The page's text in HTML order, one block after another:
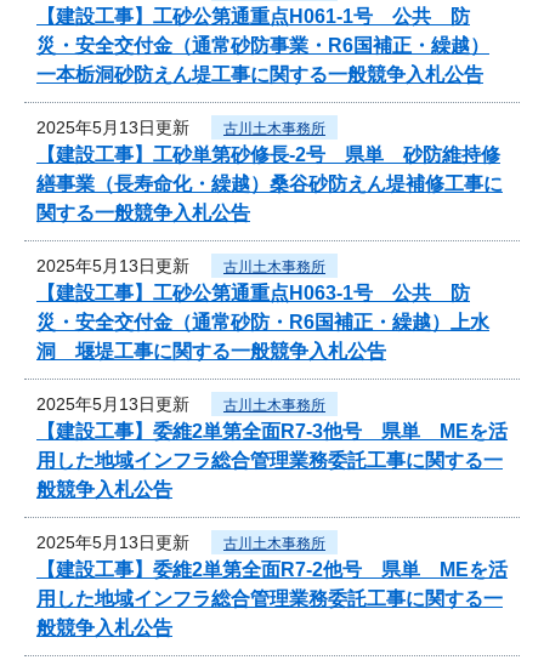
【建設工事】工砂公第通重点H061-1号 公共 防
災・安全交付金（通常砂防事業・R6国補正・繰越）
一本栃洞砂防えん堤工事に関する一般競争入札公告
2025年5月13日更新 古川土木事務所
【建設工事】工砂単第砂修長‐2号 県単 砂防維持修
繕事業（長寿命化・繰越）桑谷砂防えん堤補修工事に
関する一般競争入札公告
2025年5月13日更新 古川土木事務所
【建設工事】工砂公第通重点H063-1号 公共 防
災・安全交付金（通常砂防・R6国補正・繰越）上水
洞 堰堤工事に関する一般競争入札公告
2025年5月13日更新 古川土木事務所
【建設工事】委維2単第全面R7-3他号 県単 MEを活
用した地域インフラ総合管理業務委託工事に関する一
般競争入札公告
2025年5月13日更新 古川土木事務所
【建設工事】委維2単第全面R7-2他号 県単 MEを活
用した地域インフラ総合管理業務委託工事に関する一
般競争入札公告